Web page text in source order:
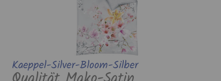
Kaeppel-Silver-Bloom-Silber